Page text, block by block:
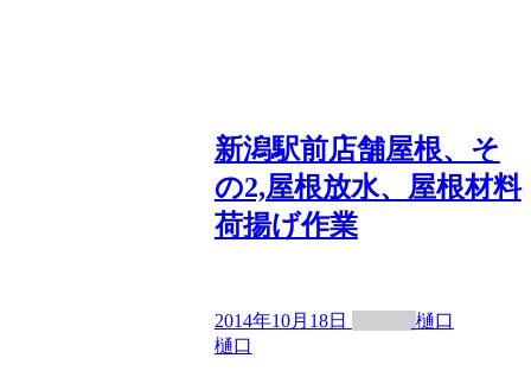
新潟駅前店舗屋根、そ
の2,屋根放水、屋根材料
荷揚げ作業
2014年10月18日
樋口
樋口